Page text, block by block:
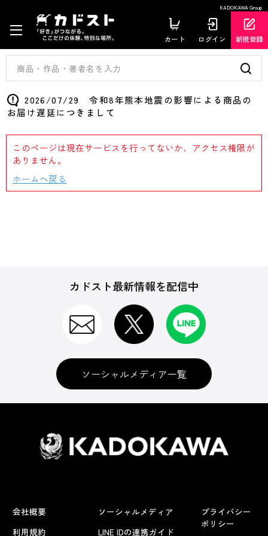
KADOKAWA Group
カート ログイン 新規登録
2026/07/29 令和8年熊本地震の影響による商品の
お届け遅延につきまして
このページは現在サービスを行ってないか、アクセス権限が
ありません。
ホームへ戻る
カドスト最新情報を配信中
ソーシャルメディア一覧
会社概要
利用規約
ソーシャルメディア
LINE IDの連携ガイド
プライバシー
ポリシー